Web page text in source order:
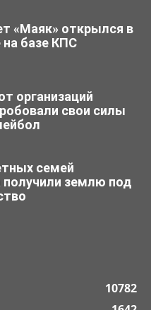
«Маяк» открылся в
на базе КПС
организаций
свои силы
семей
получили землю под
10782